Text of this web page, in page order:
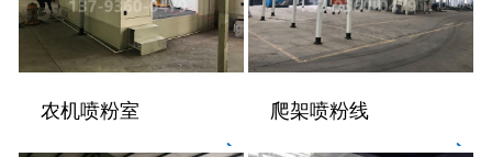
农机喷粉室 爬架喷粉线